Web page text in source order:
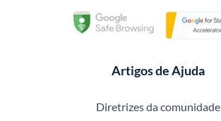
Artigos de Ajuda
Diretrizes da comunidade